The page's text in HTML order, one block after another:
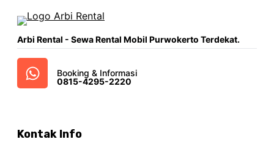
Arbi Rental - Sewa Rental Mobil Purwokerto Terdekat.
Booking & Informasi
0815-4295-2220
Kontak Info